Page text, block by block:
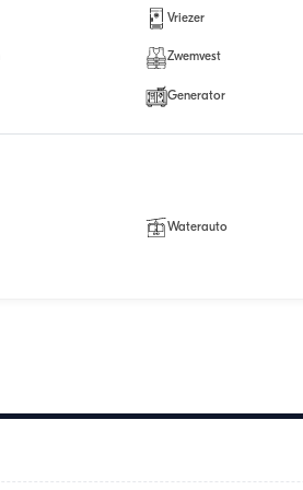
Vriezer
Zwemvest
Generator
Waterauto